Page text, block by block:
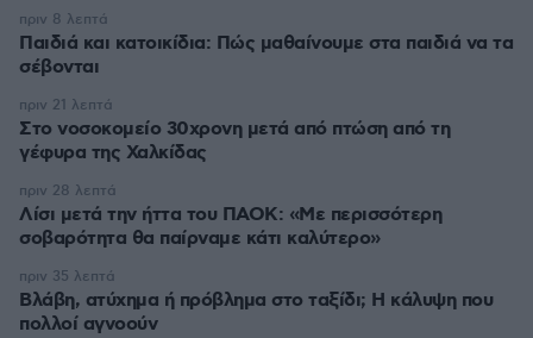
Παιδιά και κατοικίδια: Πώς μαθαίνουμε στα παιδιά να τα
σέβονται
πριν 8 λεπτά
Στο νοσοκομείο 30χρονη μετά από πτώση από τη
γέφυρα της Χαλκίδας
πριν 21 λεπτά
Λίσι μετά την ήττα του ΠΑΟΚ: «Με περισσότερη
σοβαρότητα θα παίρναμε κάτι καλύτερο»
πριν 28 λεπτά
Βλάβη, ατύχημα ή πρόβλημα στο ταξίδι; Η κάλυψη που
πολλοί αγνοούν
πριν 35 λεπτά